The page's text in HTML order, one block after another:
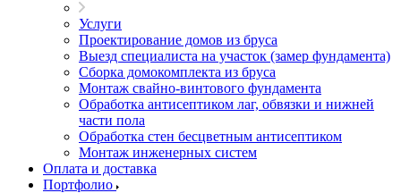
Услуги
Проектирование домов из бруса
Выезд специалиста на участок (замер фундамента)
Сборка домокомплекта из бруса
Монтаж свайно-винтового фундамента
Обработка антисептиком лаг, обвязки и нижней
части пола
Обработка стен бесцветным антисептиком
Монтаж инженерных систем
Оплата и доставка
Портфолио